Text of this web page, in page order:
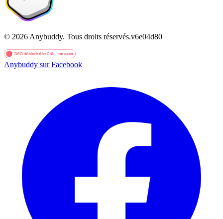
© 2026 Anybuddy. Tous droits réservés.v6e04d80
Anybuddy sur Facebook